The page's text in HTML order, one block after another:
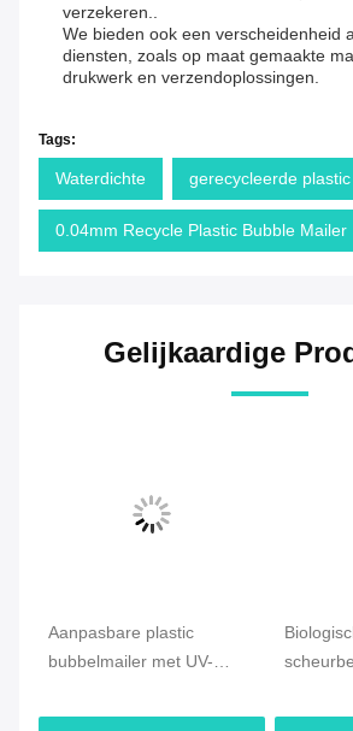
verzekeren..
We bieden ook een verscheidenheid
diensten, zoals op maat gemaakte
drukwerk en verzendoplossingen.
Tags:
Waterdichte gerecycleerde
0.04mm Recycle Plastic Bubble Mailer
Gelijkaardige
Aanpasbare plastic
bubbelmailer met UV-
0,06